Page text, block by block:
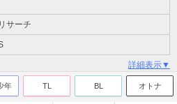
サーチ
詳細表示▼
年 TL BL オトナ